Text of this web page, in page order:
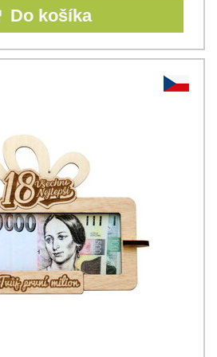
Do košíka